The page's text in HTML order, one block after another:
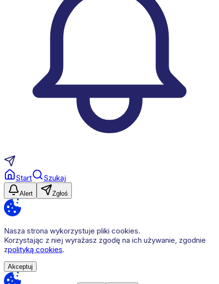
Start Szukaj
Alert Zgłoś
Nasza strona wykorzystuje pliki cookies.
Korzystając z niej wyrażasz zgodę na ich używanie, zgodnie
zpolityką cookies.
Akceptuj